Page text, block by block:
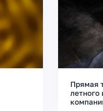
Прямая
летного